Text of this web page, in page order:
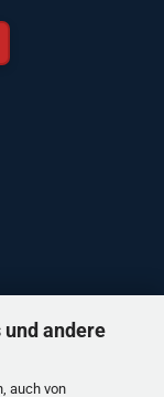
andere
auch von